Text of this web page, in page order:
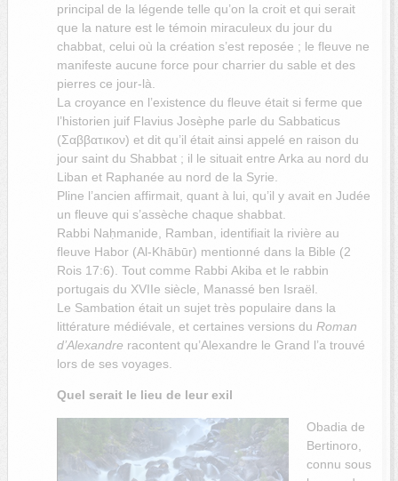
principal de la légende telle qu’on la croit et qui serait
que la nature est le témoin miraculeux du jour du
chabbat, celui où la création s’est reposée ; le fleuve ne
manifeste aucune force pour charrier du sable et des
pierres ce jour-là.
La croyance en l’existence du fleuve était si ferme que
l’historien juif Flavius ​​Josèphe parle du Sabbaticus
(Σαββατικον) et dit qu’il était ainsi appelé en raison du
jour saint du Shabbat ; il le situait entre Arka au nord du
Liban et Raphanée au nord de la Syrie.
Pline l’ancien affirmait, quant à lui, qu’il y avait en Judée
un fleuve qui s’assèche chaque shabbat.
Rabbi Naḥmanide, Ramban, identifiait la rivière au
fleuve Habor (Al-Khābūr) mentionné dans la Bible (2
Rois 17:6). Tout comme Rabbi Akiba et le rabbin
portugais du XVIIe siècle, Manassé ben Israël.
Le Sambation était un sujet très populaire dans la
littérature médiévale, et certaines versions du Roman
d’Alexandre racontent qu’Alexandre le Grand l’a trouvé
lors de ses voyages.
Quel serait le lieu de leur exil
Obadia de
Bertinoro,
connu sous